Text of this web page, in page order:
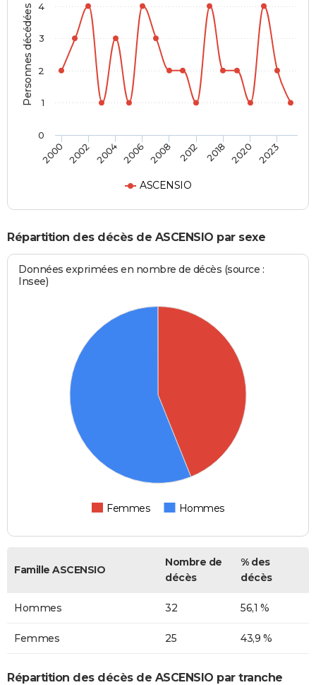
Personnes décédées
ASCENSIO
2000 2002 2004 2006 2008 2012 2018 2020 2023
0
1
2
3
4
Répartition des décès de ASCENSIO par sexe
Données exprimées en nombre de décès (source :
Insee)
Femmes Hommes
Famille ASCENSIO
Nombre de
décès
% des
décès
Hommes 32 56,1 %
Femmes 25 43,9 %
Répartition des décès de ASCENSIO par tranche